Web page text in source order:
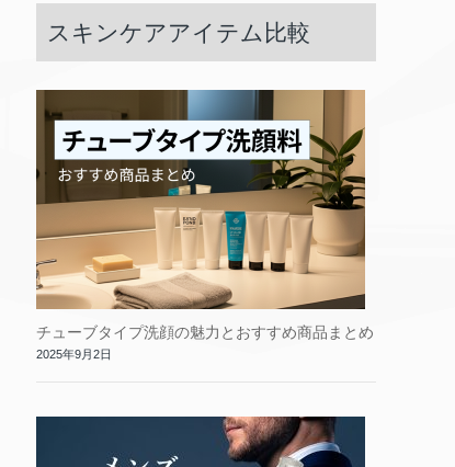
スキンケアアイテム比較
チューブタイプ洗顔の魅力とおすすめ商品まとめ
2025年9月2日